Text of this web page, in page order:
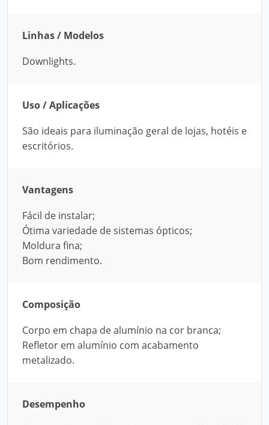
Linhas / Modelos
Downlights.
Uso / Aplicações
São ideais para iluminação geral de lojas, hotéis e
escritórios.
Vantagens
Fácil de instalar;
Ótima variedade de sistemas ópticos;
Moldura fina;
Bom rendimento.
Composição
Corpo em chapa de alumínio na cor branca;
Refletor em alumínio com acabamento
metalizado.
Desempenho